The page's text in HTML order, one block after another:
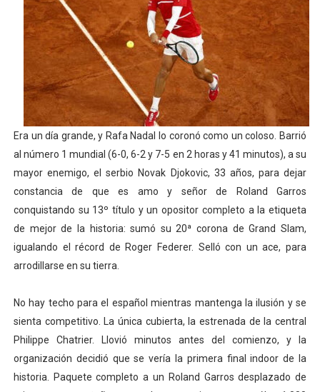
Era un día grande, y Rafa Nadal lo coronó como un coloso. Barrió
al número 1 mundial (6-0, 6-2 y 7-5 en 2 horas y 41 minutos), a su
mayor enemigo, el serbio Novak Djokovic, 33 años, para dejar
constancia de que es amo y señor de Roland Garros
conquistando su 13º título y un opositor completo a la etiqueta
de mejor de la historia: sumó su 20ª corona de Grand Slam,
igualando el récord de Roger Federer. Selló con un ace, para
arrodillarse en su tierra.
No hay techo para el español mientras mantenga la ilusión y se
sienta competitivo. La única cubierta, la estrenada de la central
Philippe Chatrier. Llovió minutos antes del comienzo, y la
organización decidió que se vería la primera final indoor de la
historia. Paquete completo a un Roland Garros desplazado de